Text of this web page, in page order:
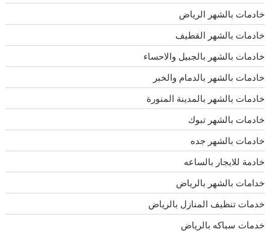
خادمات بالشهر الرياض
خادمات بالشهر القطيف
خادمات بالشهر بالجبيل والاحساء
خادمات بالشهر بالدمام والخبر
خادمات بالشهر بالمدينة المنورة
خادمات بالشهر تبوك
خادمات بالشهر جده
خادمة للايجار بالساعه
خدامات بالشهر بالرياض
خدمات تنظيف المنازل بالرياض
خدمات سباكه بالرياض